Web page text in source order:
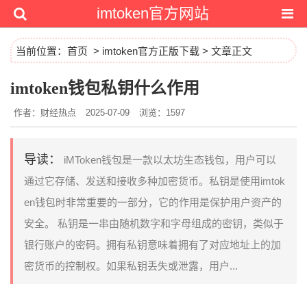
imtoken官方网站
当前位置： 首页 > imtoken官方正版下载 > 文章正文
imtoken钱包私钥什么作用
作者：财经热点 2025-07-09 浏览：1597
导读：
iMToken钱包是一款以太坊生态钱包，用户可以
通过它存储、发送和接收多种加密货币。私钥是使用imtok
en钱包时非常重要的一部分，它的作用是保护用户资产的
安全。 私钥是一串由随机数字和字母组成的密钥，类似于
银行账户的密码。拥有私钥意味着拥有了对应地址上的加
密货币的控制权。如果私钥丢失或泄露，用户...